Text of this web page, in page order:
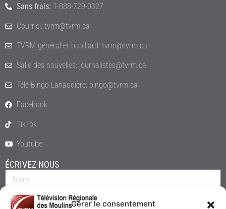
Gérer le consentement
Sans frais: 1-888-729-0327
Courriel: tvrm@tvrm.ca
TVRM général et babillard: tvrm@tvrm.ca
Salle des nouvelles: journalistes@tvrm.ca
Télé-Bingo Lanaudière: bingo@tvrm.ca
Facebook
TikTok
Youtube
ÉCRIVEZ-NOUS